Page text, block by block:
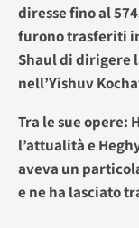
diresse fino al
furono trasferiti
Shaul di dirigere
nell’Yishuv
Tra le sue opere:
l’attualità e
aveva un
e ne ha lasciato